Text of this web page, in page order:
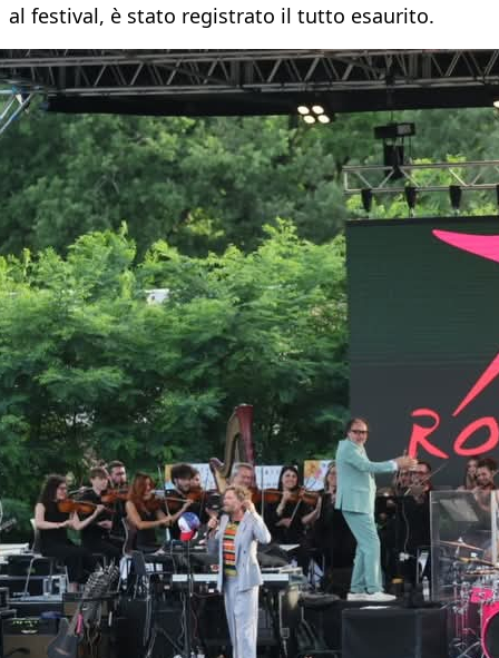
al festival, è stato registrato il tutto esaurito.